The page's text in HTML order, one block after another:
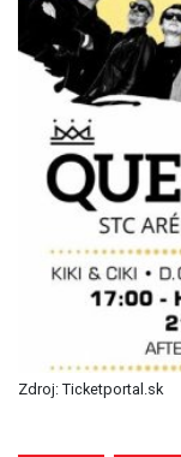
Zdroj: Ticketportal.sk